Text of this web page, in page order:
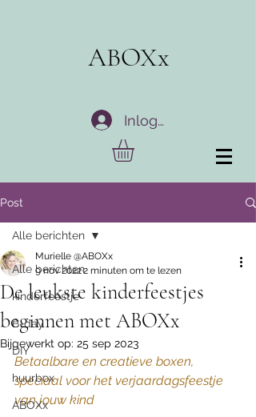
ABOXx
Inloggen
Post
Alle berichten
kinderfeestje
B-day
DIY
huurbox
ABOXx
Alle berichten
De leukste kinderfeestjes
beginnen met ABOXx
Murielle @ABOXx
9 nov 20222 minuten om te lezen
Bijgewerkt op: 25 sep 2023
Betaalbare en creatieve boxen,
speciaal voor het verjaardagsfeestje
van jouw kind